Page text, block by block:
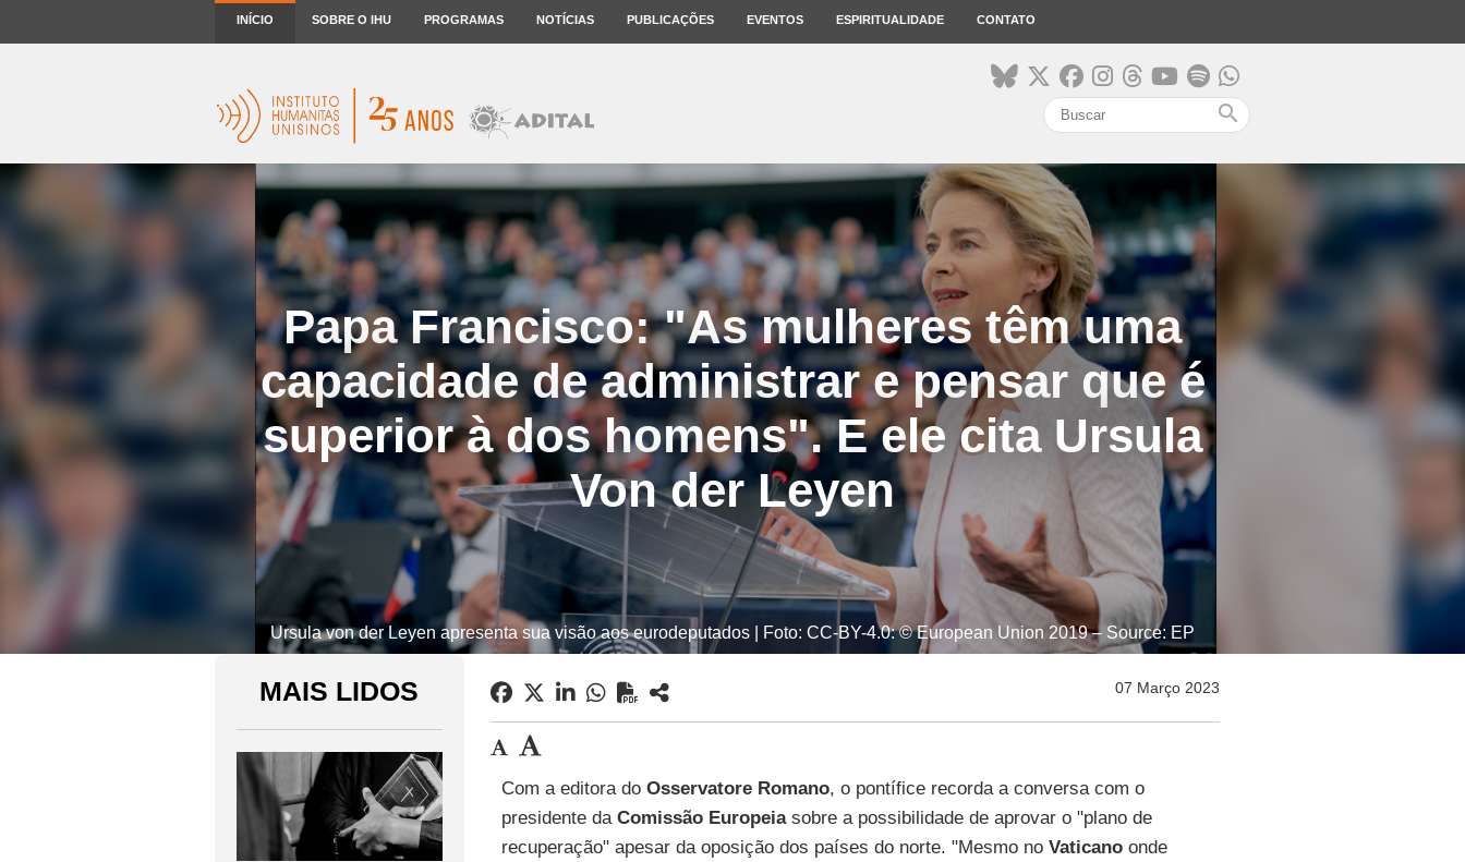
INÍCIO SOBRE O IHU PROGRAMAS NOTÍCIAS PUBLICAÇÕES EVENTOS ESPIRITUALIDADE CONTATO
search
Papa Francisco: "As mulheres têm uma
capacidade de administrar e pensar que é
superior à dos homens". E ele cita Ursula
Von der Leyen
Ursula von der Leyen apresenta sua visão aos eurodeputados | Foto: CC-BY-4.0: © European Union 2019 – Source: EP
MAIS LIDOS 07 Março 2023
Com a editora do Osservatore Romano, o pontífice recorda a conversa com o
presidente da Comissão Europeiasobre a possibilidade de aprovar o "plano de
recuperação" apesar da oposição dos países do norte. "Mesmo no Vaticanoonde